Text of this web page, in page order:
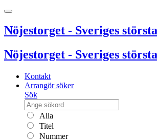
Nöjestorget - Sveriges
Nöjestorget - Sveriges
Kontakt
Arrangör söker
Sök
Alla
Titel
Nummer